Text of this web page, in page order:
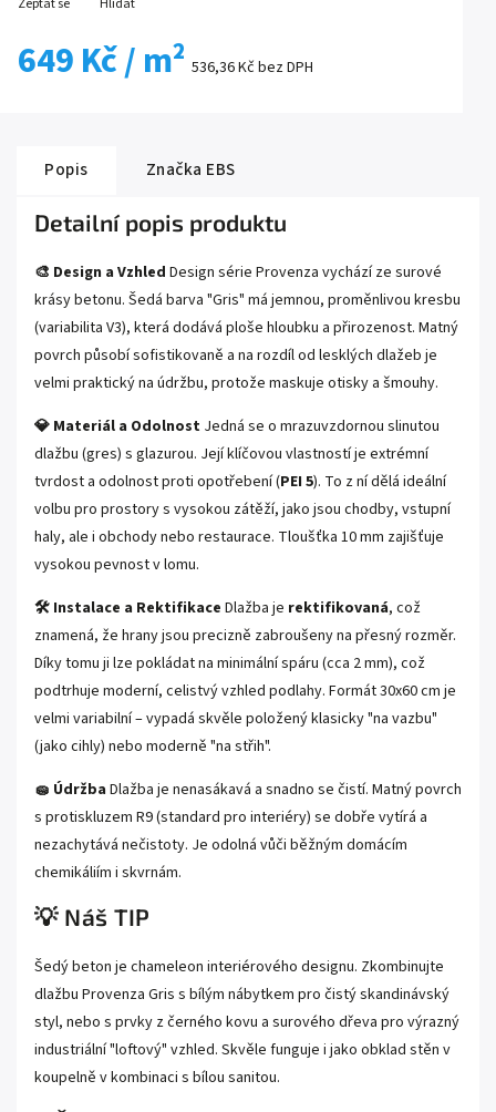
649 Kč/ m² 536,36 Kč bez DPH
Popis Značka EBS
Detailní popis produktu
🎨 Design a Vzhled Design série Provenza vychází ze surové
krásy betonu. Šedá barva "Gris" má jemnou, proměnlivou kresbu
(variabilita V3), která dodává ploše hloubku a přirozenost. Matný
povrch působí sofistikovaně a na rozdíl od lesklých dlažeb je
velmi praktický na údržbu, protože maskuje otisky a šmouhy.
💎 Materiál a Odolnost Jedná se o mrazuvzdornou slinutou
dlažbu (gres) s glazurou. Její klíčovou vlastností je extrémní
tvrdost a odolnost proti opotřebení (PEI 5). To z ní dělá ideální
volbu pro prostory s vysokou zátěží, jako jsou chodby, vstupní
haly, ale i obchody nebo restaurace. Tloušťka 10 mm zajišťuje
vysokou pevnost v lomu.
🛠️ Instalace a Rektifikace Dlažba je rektifikovaná, což
znamená, že hrany jsou precizně zabroušeny na přesný rozměr.
Díky tomu ji lze pokládat na minimální spáru (cca 2 mm), což
podtrhuje moderní, celistvý vzhled podlahy. Formát 30x60 cm je
velmi variabilní – vypadá skvěle položený klasicky "na vazbu"
(jako cihly) nebo moderně "na střih".
🧽 Údržba Dlažba je nenasákavá a snadno se čistí. Matný povrch
s protiskluzem R9 (standard pro interiéry) se dobře vytírá a
nezachytává nečistoty. Je odolná vůči běžným domácím
chemikáliím i skvrnám.
💡 Náš TIP
Šedý beton je chameleon interiérového designu. Zkombinujte
dlažbu Provenza Gris s bílým nábytkem pro čistý skandinávský
styl, nebo s prvky z černého kovu a surového dřeva pro výrazný
industriální "loftový" vzhled. Skvěle funguje i jako obklad stěn v
koupelně v kombinaci s bílou sanitou.